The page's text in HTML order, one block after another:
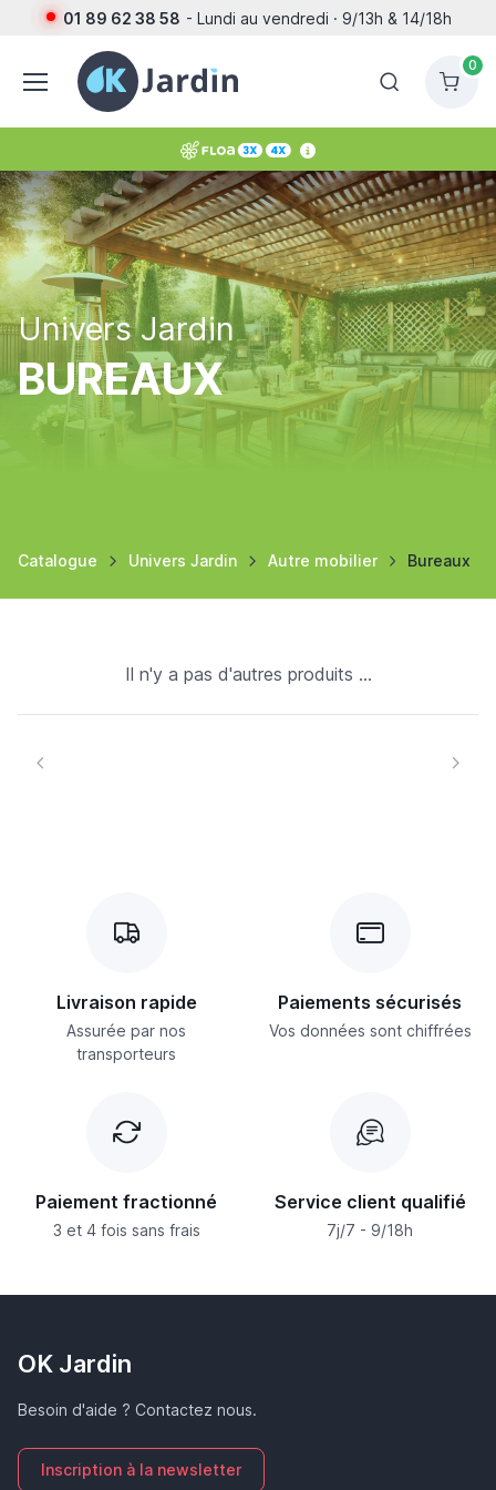
01 89 62 38 58 - Lundi au vendredi · 9/13h & 14/18h
0
Univers Jardin
BUREAUX
Catalogue Univers Jardin Autre mobilier Bureaux
Il n'y a pas d'autres produits ...
Livraison rapide
Assurée par nos
transporteurs
Paiements sécurisés
Vos données sont chiffrées
Paiement fractionné
3 et 4 fois sans frais
Service client qualifié
7j/7 - 9/18h
OK Jardin
Besoin d'aide ? Contactez nous.
Inscription à la newsletter